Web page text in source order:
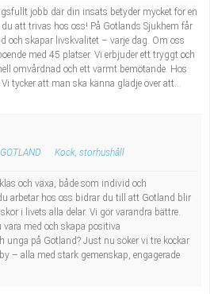
jobb där din insats betyder mycket för en
att trivas hos oss! På Gotlands Sjukhem får
och skapar livskvalitet – varje dag. Om oss
med 45 platser. Vi erbjuder ett tryggt och
omvårdnad och ett varmt bemötande. Hos
tycker att man ska känna glädje över att...
Kock, storhushåll
och växa, både som individ och
arbetar hos oss bidrar du till att Gotland blir
i livets alla delar. Vi gör varandra bättre.
med och skapa positiva
unga på Gotland? Just nu söker vi tre kockar
– alla med stark gemenskap, engagerade